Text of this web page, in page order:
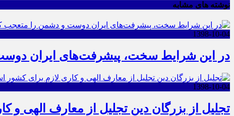
نوشته های مشابه
1398-10-04
در این شرایط سخت، پیشرفت‌های ایران
1398-10-04
تجلیل از بزرگان دین تجلیل از معارف الهی و